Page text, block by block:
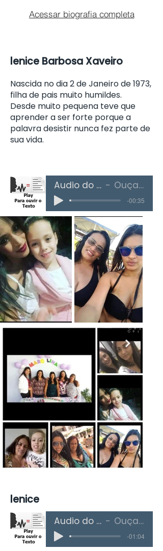
Acessar biografia completa
lenice Barbosa Xaveiro
Nascida no dia 2 de Janeiro de 1973,
filha de pais muito humildes.
Desde muito pequena teve que
aprender a ser forte porque a
palavra desistir nunca fez parte de
sua vida.
Áudio do Texto Ouça Aqui
-00:35
lenice
Áudio do Texto Ouça Aqui
-01:04